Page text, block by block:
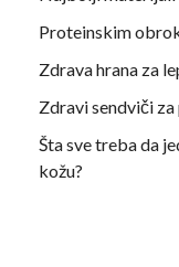
Proteinskim
Zdrava hrana za
Zdravi sendviči za
Šta sve treba da
kožu?